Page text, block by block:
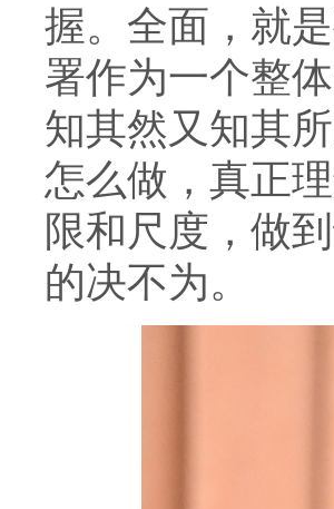
握。全面，就
署作为一个整
知其然又知其
怎么做，真正
限和尺度，做
的决不为。